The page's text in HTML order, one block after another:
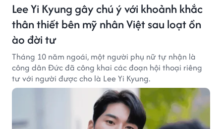
Lee Yi Kyung gây chú ý với khoảnh khắc
thân thiết bên mỹ nhân Việt sau loạt ồn
ào đời tư
Tháng 10 năm ngoái, một người phụ nữ tự nhận là
công dân Đức đã công khai các đoạn hội thoại riêng
tư với người được cho là Lee Yi Kyung.